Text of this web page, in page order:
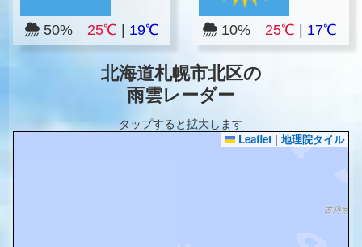
50% 25℃ 19℃ 10% 25℃ 17℃
北海道札幌市北区の
雨雲レーダー
タップすると拡大します
Leaflet | 地理院タイル